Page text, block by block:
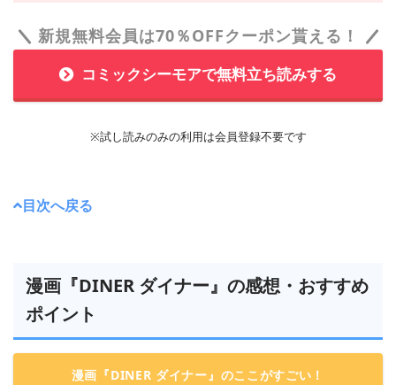
新規無料会員は70％OFFクーポン貰える！
コミックシーモアで無料立ち読みする
※試し読みのみの利用は会員登録不要です
目次へ戻る
漫画『DINER ダイナー』の感想・おすすめ
ポイント
漫画『DINER ダイナー』のここがすごい！